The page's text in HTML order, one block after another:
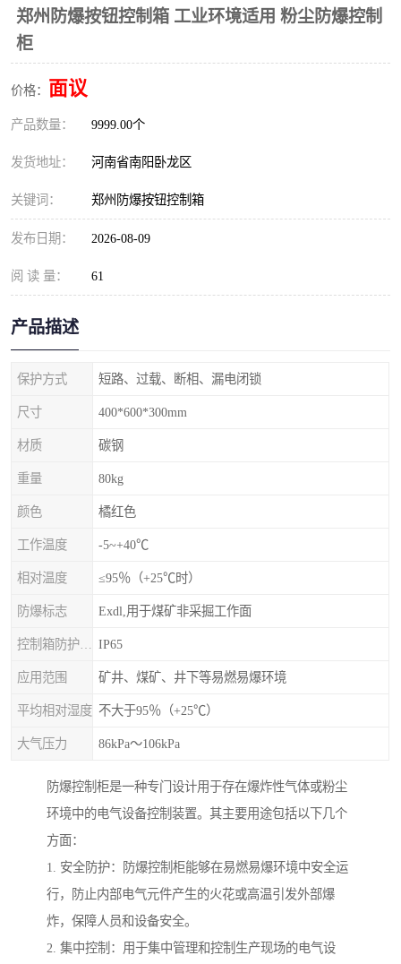
郑州防爆按钮控制箱 工业环境适用 粉尘防爆控制
柜
价格： 面议
产品数量： 9999.00个
发货地址： 河南省南阳卧龙区
关键词： 郑州防爆按钮控制箱
发布日期： 2026-08-09
阅 读 量： 61
产品描述
保护方式 短路、过载、断相、漏电闭锁
尺寸 400*600*300mm
材质 碳钢
重量 80kg
颜色 橘红色
工作温度 -5~+40℃
相对温度 ≤95％（+25℃时）
防爆标志 Exdl,用于煤矿非采掘工作面
IP65
应用范围 矿井、煤矿、井下等易燃易爆环境
平均相对湿度 不大于95％（+25℃）
大气压力 86kPa～106kPa
防爆控制柜是一种专门设计用于存在爆炸性气体或粉尘
环境中的电气设备控制装置。其主要用途包括以下几个
方面：
1. 安全防护：防爆控制柜能够在易燃易爆环境中安全运
行，防止内部电气元件产生的火花或高温引发外部爆
炸，保障人员和设备安全。
2. 集中控制：用于集中管理和控制生产现场的电气设